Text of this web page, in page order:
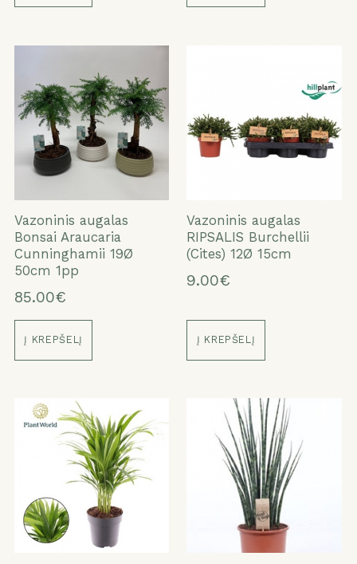
Vazoninis augalas
Bonsai Araucaria
Cunninghamii 19Ø
50cm 1pp
85.00€
Į KREPŠELĮ
Vazoninis augalas
RIPSALIS Burchellii
(Cites) 12Ø 15cm
9.00€
Į KREPŠELĮ